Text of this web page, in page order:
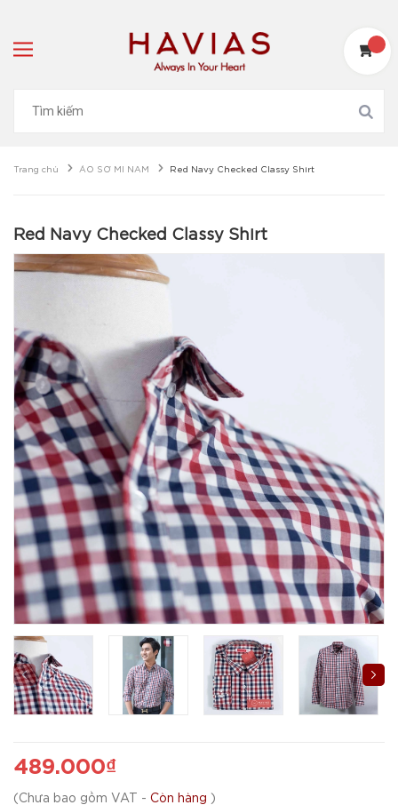
Trang chủ ÁO SƠ MI NAM Red Navy Checked Classy Shirt
Red Navy Checked Classy Shirt
489.000₫
( Chưa bao gồm VAT - Còn hàng )